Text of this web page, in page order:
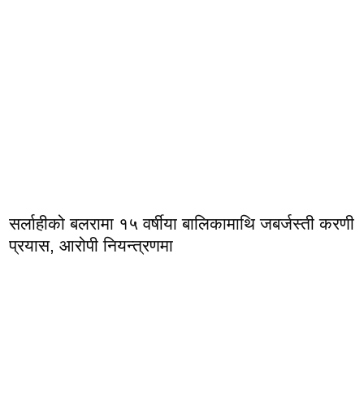
सर्लाहीको बलरामा १५ वर्षीया बालिकामाथि जबर्जस्ती करणी
प्रयास, आरोपी नियन्त्रणमा